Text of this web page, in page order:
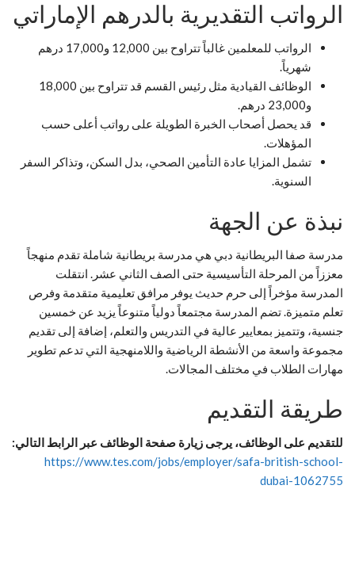
الرواتب التقديرية بالدرهم الإماراتي
الرواتب للمعلمين غالباً تتراوح بين 12,000 و17,000 درهم
شهرياً.
الوظائف القيادية مثل رئيس القسم قد تتراوح بين 18,000
و23,000 درهم.
قد يحصل أصحاب الخبرة الطويلة على رواتب أعلى حسب
المؤهلات.
تشمل المزايا عادة التأمين الصحي، بدل السكن، وتذاكر السفر
السنوية.
نبذة عن الجهة
مدرسة صفا البريطانية دبي هي مدرسة بريطانية شاملة تقدم منهجاً
معززاً من المرحلة التأسيسية حتى الصف الثاني عشر. انتقلت
المدرسة مؤخراً إلى حرم حديث يوفر مرافق تعليمية متقدمة وفرص
تعلم متميزة. تضم المدرسة مجتمعاً دولياً متنوعاً يزيد عن خمسين
جنسية، وتتميز بمعايير عالية في التدريس والتعلم، إضافة إلى تقديم
مجموعة واسعة من الأنشطة الرياضية واللامنهجية التي تدعم تطوير
مهارات الطلاب في مختلف المجالات.
طريقة التقديم
للتقديم على الوظائف، يرجى زيارة صفحة الوظائف عبر الرابط التالي:
https://www.tes.com/jobs/employer/safa-british-school-
dubai-1062755